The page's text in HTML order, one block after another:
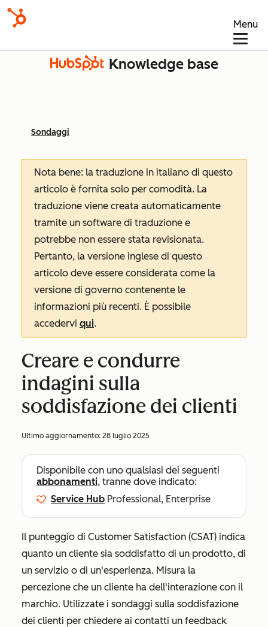
Menu
Knowledge base
Sondaggi
Nota bene: la traduzione in italiano di questo
articolo è fornita solo per comodità. La
traduzione viene creata automaticamente
tramite un software di traduzione e
potrebbe non essere stata revisionata.
Pertanto, la versione inglese di questo
articolo deve essere considerata come la
versione di governo contenente le
informazioni più recenti. È possibile
accedervi qui.
Creare e condurre
indagini sulla
soddisfazione dei clienti
Ultimo aggiornamento: 28 luglio 2025
Disponibile con uno qualsiasi dei seguenti
abbonamenti, tranne dove indicato:
Service Hub Professional, Enterprise
Il punteggio di Customer Satisfaction (CSAT) indica
quanto un cliente sia soddisfatto di un prodotto, di
un servizio o di un'esperienza. Misura la
percezione che un cliente ha dell'interazione con il
marchio. Utilizzate i sondaggi sulla soddisfazione
dei clienti per chiedere ai contatti un feedback